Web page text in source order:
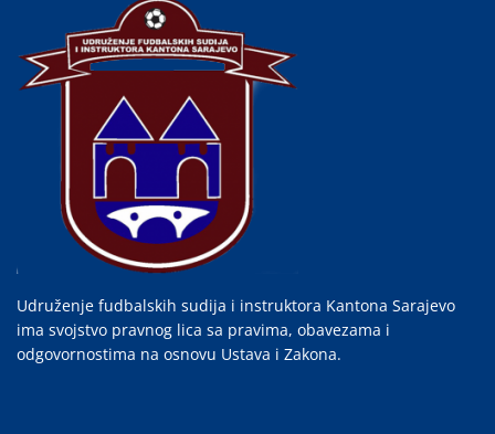
Udruženje fudbalskih sudija i instruktora Kantona Sarajevo
ima svojstvo pravnog lica sa pravima, obavezama i
odgovornostima na osnovu Ustava i Zakona.